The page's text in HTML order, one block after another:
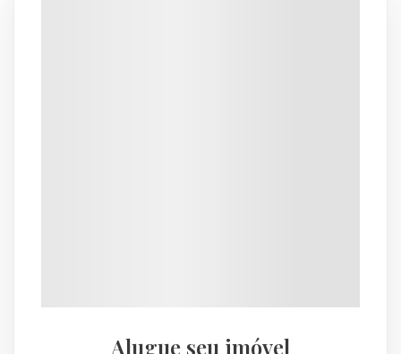
Alugue seu imóvel